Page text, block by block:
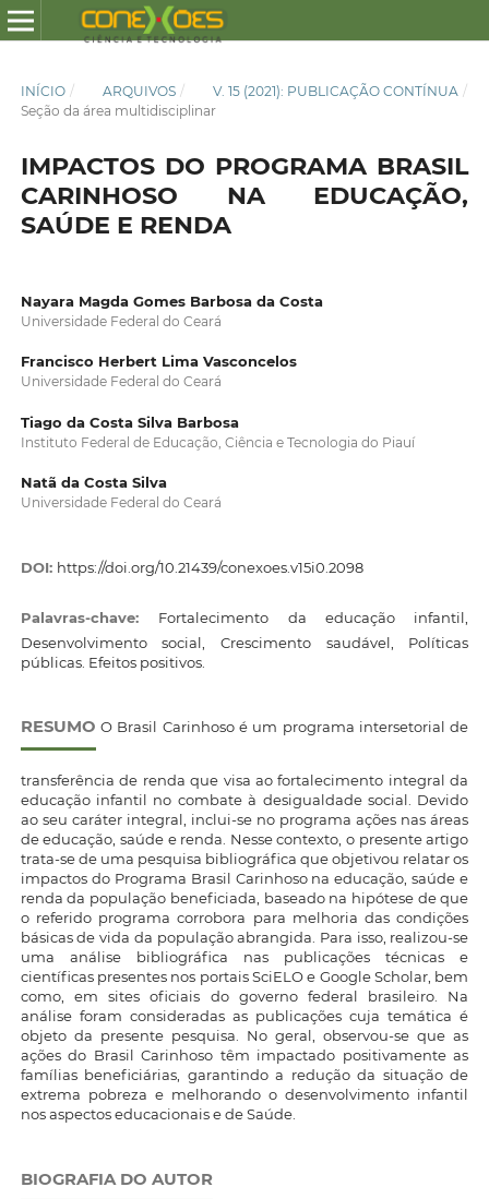
INÍCIO / ARQUIVOS / V. 15 (2021): PUBLICAÇÃO CONTÍNUA /
Seção da área multidisciplinar
IMPACTOS DO PROGRAMA BRASIL
CARINHOSO NA EDUCAÇÃO,
SAÚDE E RENDA
Nayara Magda Gomes Barbosa da Costa
Universidade Federal do Ceará
Francisco Herbert Lima Vasconcelos
Universidade Federal do Ceará
Tiago da Costa Silva Barbosa
Instituto Federal de Educação, Ciência e Tecnologia do Piauí
Natã da Costa Silva
Universidade Federal do Ceará
DOI: https://doi.org/10.21439/conexoes.v15i0.2098
Palavras-chave: Fortalecimento da educação infantil,
Desenvolvimento social, Crescimento saudável, Políticas
públicas. Efeitos positivos.
RESUMO O Brasil Carinhoso é um programa intersetorial de
transferência de renda que visa ao fortalecimento integral da
educação infantil no combate à desigualdade social. Devido
ao seu caráter integral, inclui-se no programa ações nas áreas
de educação, saúde e renda. Nesse contexto, o presente artigo
trata-se de uma pesquisa bibliográfica que objetivou relatar os
impactos do Programa Brasil Carinhoso na educação, saúde e
renda da população beneficiada, baseado na hipótese de que
o referido programa corrobora para melhoria das condições
básicas de vida da população abrangida. Para isso, realizou-se
uma análise bibliográfica nas publicações técnicas e
científicas presentes nos portais SciELO e Google Scholar, bem
como, em sites oficiais do governo federal brasileiro. Na
análise foram consideradas as publicações cuja temática é
objeto da presente pesquisa. No geral, observou-se que as
ações do Brasil Carinhoso têm impactado positivamente as
famílias beneficiárias, garantindo a redução da situação de
extrema pobreza e melhorando o desenvolvimento infantil
nos aspectos educacionais e de Saúde.
BIOGRAFIA DO AUTOR